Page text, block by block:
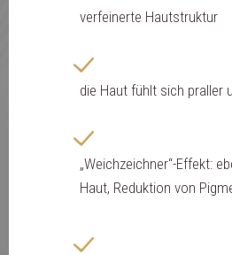
verfeinerte Hautstruktur
die Haut fühlt sich praller
„Weichzeichner“-Effekt:
Haut, Reduktion von